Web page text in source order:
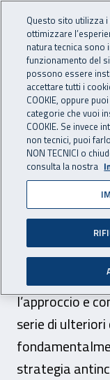
INAIL -
Navigazione -
Home Inail comunica
Il
incendi
La
occupa della
elementi di
Codice;
l’approccio e
serie di
strategia
Questo sito utilizza
ottimizzare
natura tecnica sono
funzionamento del
possono essere
accettare tutti i
COOKIE, oppure
categorie che vuoi
COOKIE. Se invece
non tecnici, puoi
NON TECNICI o
consulta la nostra